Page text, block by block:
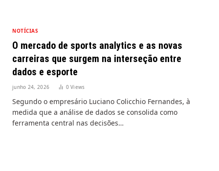
NOTÍCIAS
O mercado de sports analytics e as novas
carreiras que surgem na interseção entre
dados e esporte
junho 24, 2026 0Views
Segundo o empresário Luciano Colicchio Fernandes, à
medida que a análise de dados se consolida como
ferramenta central nas decisões…